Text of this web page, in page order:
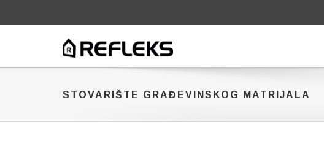
STOVARIŠTE GRAĐEVINSKOG MATRIJALA